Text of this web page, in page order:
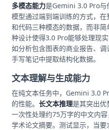
多模态能力是Gemini 3.0 Pro与
模型通过端到端训练的方式，
和代码三种模态的数据，而非
种设计使得3.0 Pro能够处理现
如分析包含图表的商业报告、
手写笔记中提取结构化数据。
文本理解与生成能力
在纯文本任务中，Gemini 3.0
的性能。 长文本推理是其突出
一次性处理约75万字的中文内
学术论文摘要。测试显示，当